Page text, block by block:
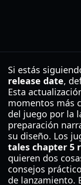
Si estás
release date,
Esta
momentos más
del juego por la
preparación
su diseño. Los
tales chapter 5
quieren dos
consejos
de lanzamiento.